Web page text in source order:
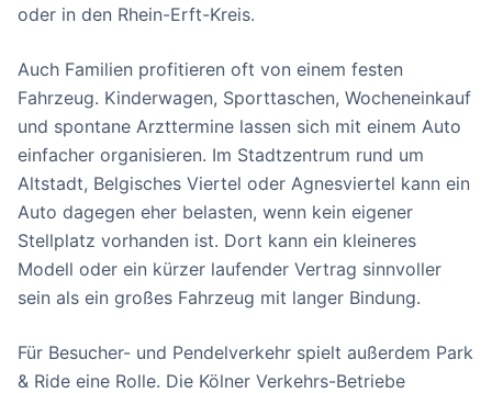
oder in den Rhein-Erft-Kreis.
Auch Familien profitieren oft von einem festen
Fahrzeug. Kinderwagen, Sporttaschen, Wocheneinkauf
und spontane Arzttermine lassen sich mit einem Auto
einfacher organisieren. Im Stadtzentrum rund um
Altstadt, Belgisches Viertel oder Agnesviertel kann ein
Auto dagegen eher belasten, wenn kein eigener
Stellplatz vorhanden ist. Dort kann ein kleineres
Modell oder ein kürzer laufender Vertrag sinnvoller
sein als ein großes Fahrzeug mit langer Bindung.
Für Besucher- und Pendelverkehr spielt außerdem Park
& Ride eine Rolle. Die Kölner Verkehrs-Betriebe